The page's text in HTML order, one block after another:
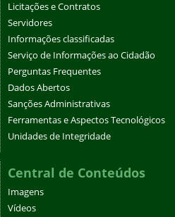
Licitações e Contratos
Servidores
Informações classificadas
Serviço de Informações ao Cidadão
Perguntas Frequentes
Dados Abertos
Sanções Administrativas
Ferramentas e Aspectos Tecnológicos
Unidades de Integridade
Central de Conteúdos
Imagens
Vídeos